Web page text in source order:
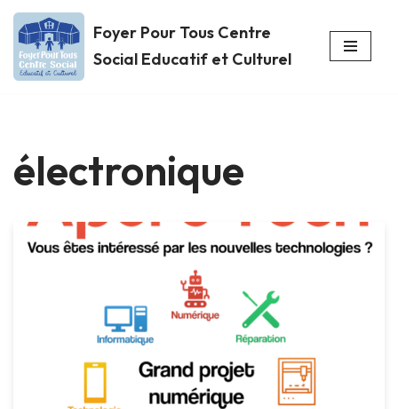
Aller
au
Foyer Pour Tous Centre
Social Educatif et Culturel
électronique